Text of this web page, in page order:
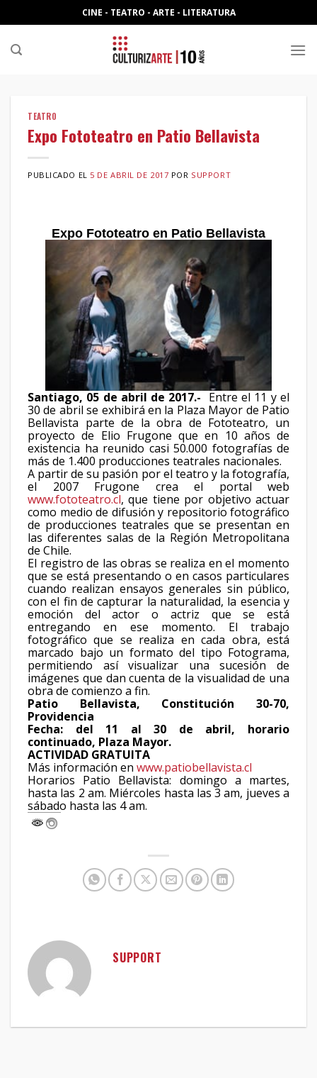
to
content
CINE - TEATRO - ARTE - LITERATURA
TEATRO
Expo Fototeatro en Patio Bellavista
PUBLICADO EL 5 DE ABRIL DE 2017 POR SUPPORT
Expo Fototeatro en Patio Bellavista
Santiago, 05 de abril de 2017.- Entre el 11 y el
30 de abril se exhibirá en la Plaza Mayor de Patio
Bellavista parte de la obra de Fototeatro, un
proyecto de Elio Frugone que en 10 años de
existencia ha reunido casi 50.000 fotografías de
más de 1.400 producciones teatrales nacionales.
A partir de su pasión por el teatro y la fotografía,
el 2007 Frugone crea el portal web
www.fototeatro.cl, que tiene por objetivo actuar
como medio de difusión y repositorio fotográfico
de producciones teatrales que se presentan en
las diferentes salas de la Región Metropolitana
de Chile.
El registro de las obras se realiza en el momento
que se está presentando o en casos particulares
cuando realizan ensayos generales sin público,
con el fin de capturar la naturalidad, la esencia y
emoción del actor o actriz que se está
entregando en ese momento. El trabajo
fotográfico que se realiza en cada obra, está
marcado bajo un formato del tipo Fotograma,
permitiendo así visualizar una sucesión de
imágenes que dan cuenta de la visualidad de una
obra de comienzo a fin.
Patio Bellavista, Constitución 30-70,
Providencia
Fecha: del 11 al 30 de abril, horario
continuado, Plaza Mayor.
ACTIVIDAD GRATUITA
Más información en www.patiobellavista.cl
Horarios Patio Bellavista: domingo a martes,
hasta las 2 am. Miércoles hasta las 3 am, jueves a
sábado hasta las 4 am.
SUPPORT